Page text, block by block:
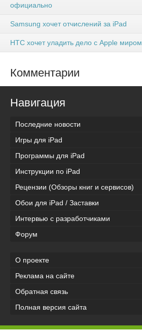
официально
Samsung хочет отчислений за iPad
HTC хочет уладить дело с Apple миром
Комментарии
Навигация
Последние новости
Игры для iPad
Программы для iPad
Инструкции по iPad
Рецензии (Обзоры книг и сервисов)
Обои для iPad / Заставки
Интервью с разработчиками
Форум
О проекте
Реклама на сайте
Обратная связь
Полная версия сайта